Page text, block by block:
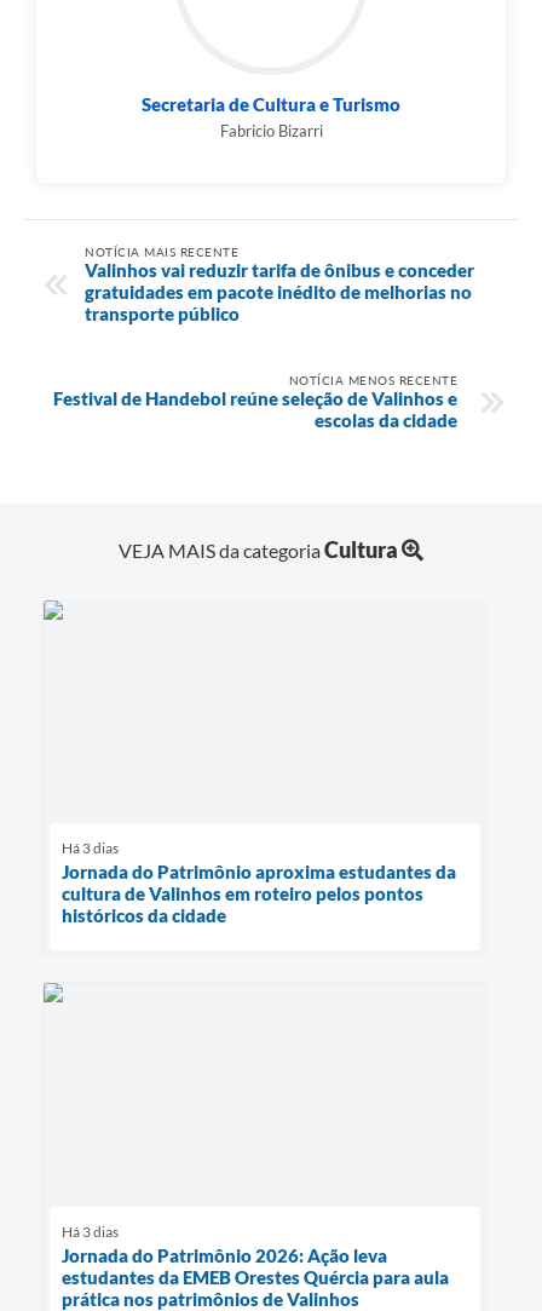
Secretaria de Cultura e Turismo
Fabricio Bizarri
NOTÍCIA MAIS RECENTE
Valinhos vai reduzir tarifa de ônibus e conceder
gratuidades em pacote inédito de melhorias no
transporte público
NOTÍCIA MENOS RECENTE
Festival de Handebol reúne seleção de Valinhos e
escolas da cidade
VEJA MAIS da categoriaCultura
Há 3 dias
Jornada do Patrimônio aproxima estudantes da
cultura de Valinhos em roteiro pelos pontos
históricos da cidade
Há 3 dias
Jornada do Patrimônio 2026: Ação leva
estudantes da EMEB Orestes Quércia para aula
prática nos patrimônios de Valinhos